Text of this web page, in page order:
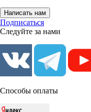
Написать нам
Подписаться
Следуйте за нами
Способы оплаты